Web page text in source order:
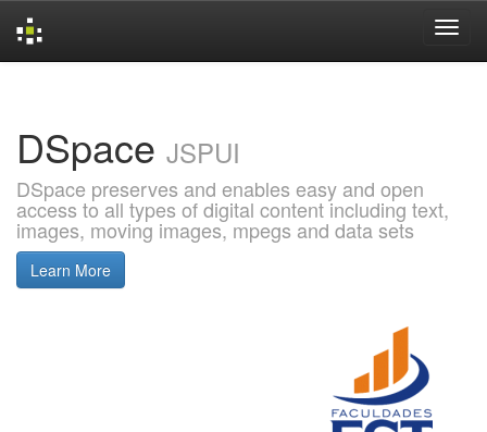
DSpace JSPUI
DSpace preserves and enables easy and open
access to all types of digital content including text,
images, moving images, mpegs and data sets
Learn More